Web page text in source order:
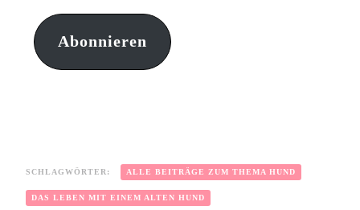
Abonnieren
SCHLAGWÖRTER: ALLE BEITRÄGE ZUM THEMA HUND
DAS LEBEN MIT EINEM ALTEN HUND